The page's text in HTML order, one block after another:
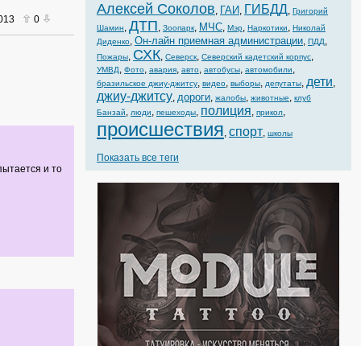
0
и то
Алексей Соколов, ГАИ, ГИБДД, Григорий
Шамин, ДТП, Зоопарк, МЧС, Мэр, Наркотики, Николай
Диденко, Он-лайн приемная администрации, ПДД,
Пожары, СХК, Северск, Северский кадетский корпус,
УМВД, Фото, авария, авто, автобусы, автомобили,
бразильское джиу-джитсу, видео, выборы, депутаты, дети,
джиу-джитсу, дороги, жалобы, животные, клуб
Банзай, люди, пешеходы, полиция, прикол,
происшествия, спорт, школы
Показать все теги